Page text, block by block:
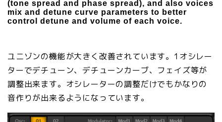
(tone spread and phase spread), and also voices
mix and detune curve parameters to better
control detune and volume of each voice.
ユニゾンの機能が大きく改善されています。1オシレー
ターでデチューン、デチューンカーブ、フェイズ等が
調整出来ます。オシレーターの調整だけでもかなりの
音作りが出来るようになっています。